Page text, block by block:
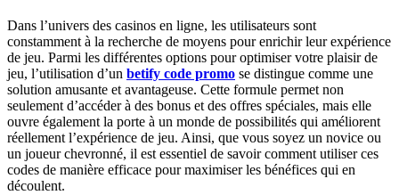
Dans l’univers des casinos en ligne, les utilisateurs sont
constamment à la recherche de moyens pour enrichir leur expérience
de jeu. Parmi les différentes options pour optimiser votre plaisir de
jeu, l’utilisation d’un betify code promo se distingue comme une
solution amusante et avantageuse. Cette formule permet non
seulement d’accéder à des bonus et des offres spéciales, mais elle
ouvre également la porte à un monde de possibilités qui améliorent
réellement l’expérience de jeu. Ainsi, que vous soyez un novice ou
un joueur chevronné, il est essentiel de savoir comment utiliser ces
codes de manière efficace pour maximiser les bénéfices qui en
découlent.